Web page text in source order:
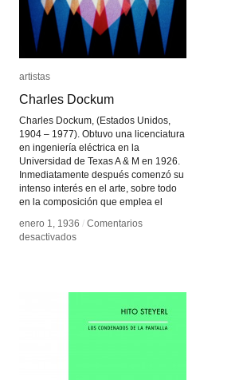
artistas
Charles Dockum
Charles Dockum, (Estados Unidos,
1904 – 1977). Obtuvo una licenciatura
en ingeniería eléctrica en la
Universidad de Texas A & M en 1926.
Inmediatamente después comenzó su
intenso interés en el arte, sobre todo
en la composición que emplea el
enero 1, 1936 / Comentarios
desactivadosen
artistas
Charles Dockum
enero 1, 1936 / Comentarios
desactivadosen